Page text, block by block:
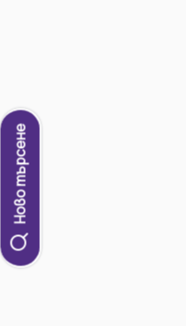
Ново търсене